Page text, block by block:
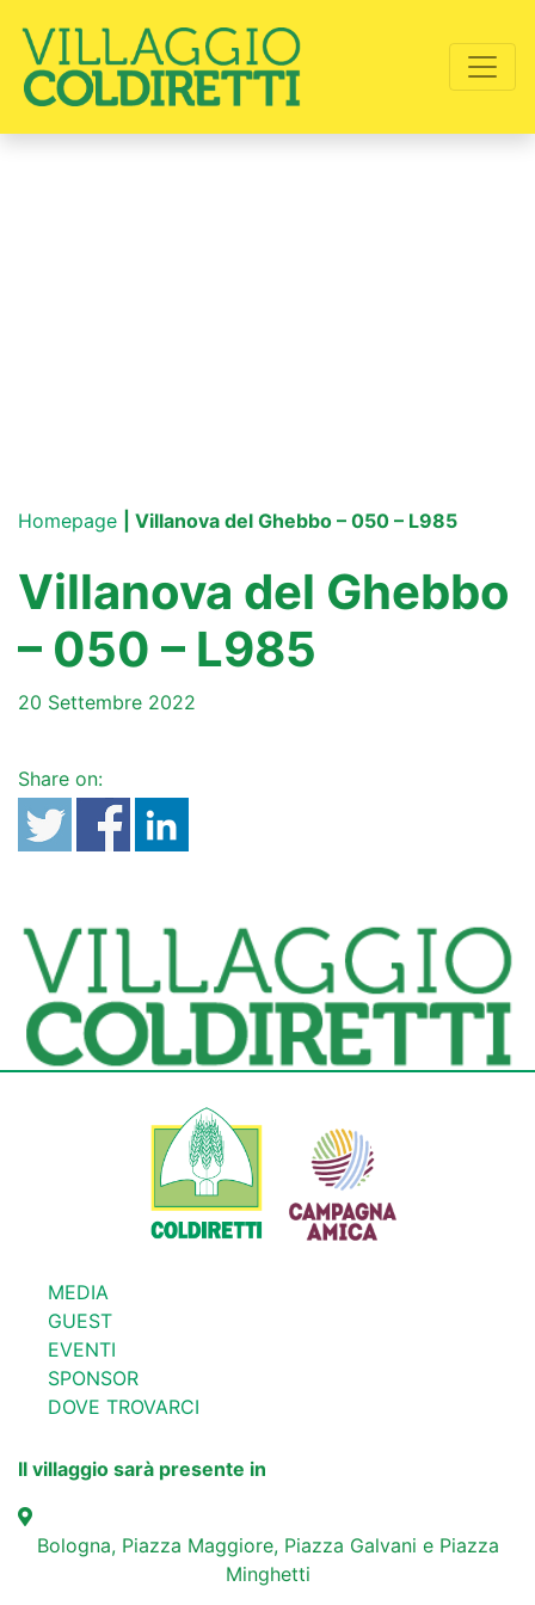
Homepage | Villanova del Ghebbo – 050 – L985
Villanova del Ghebbo
– 050 – L985
20 Settembre 2022
Share on:
MEDIA
GUEST
EVENTI
SPONSOR
DOVE TROVARCI
Il villaggio sarà presente in
Bologna, Piazza Maggiore, Piazza Galvani e Piazza
Minghetti